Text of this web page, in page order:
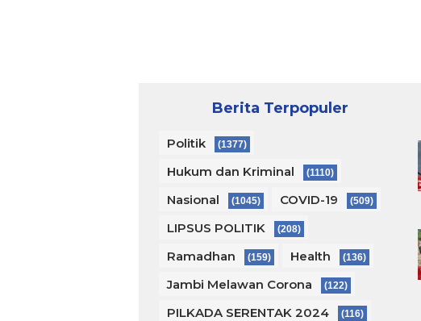
Berita Terpopuler
Politik (1377)
Hukum dan Kriminal (1110)
Nasional (1045) COVID-19 (509)
LIPSUS POLITIK (208)
Ramadhan (159) Health (136)
Jambi Melawan Corona (122)
PILKADA SERENTAK 2024 (116)